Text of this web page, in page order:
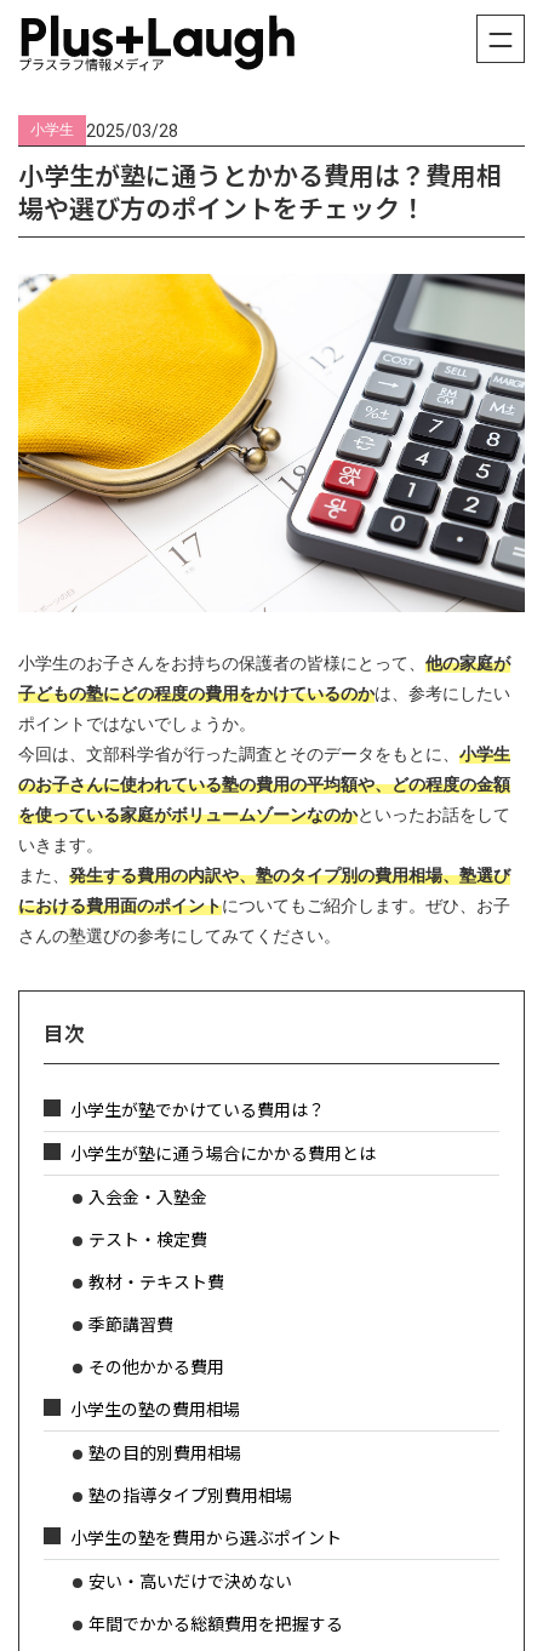
小学生 2025/03/28
小学生が塾に通うとかかる費用は？費用相
場や選び方のポイントをチェック！
小学生のお子さんをお持ちの保護者の皆様にとって、 他の家庭が
子どもの塾にどの程度の費用をかけているのかは、参考にしたい
ポイントではないでしょうか。
今回は、文部科学省が行った調査とそのデータをもとに、 小学生
のお子さんに使われている塾の費用の平均額や、どの程度の金額
を使っている家庭がボリュームゾーンなのかといったお話をして
いきます。
また、 発生する費用の内訳や、塾のタイプ別の費用相場、塾選び
における費用面のポイントについてもご紹介します。ぜひ、お子
さんの塾選びの参考にしてみてください。
目次
小学生が塾でかけている費用は？
小学生が塾に通う場合にかかる費用とは
入会金・入塾金
テスト・検定費
教材・テキスト費
季節講習費
その他かかる費用
小学生の塾の費用相場
塾の目的別費用相場
塾の指導タイプ別費用相場
小学生の塾を費用から選ぶポイント
安い・高いだけで決めない
年間でかかる総額費用を把握する